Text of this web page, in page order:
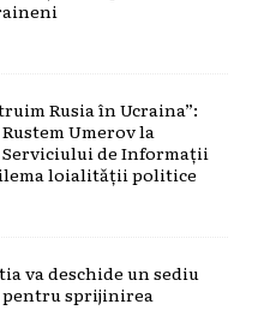
Rusia în Ucraina”:
Umerov la
Serviciului de Informații
loialității politice
va deschide un sediu
sprijinirea